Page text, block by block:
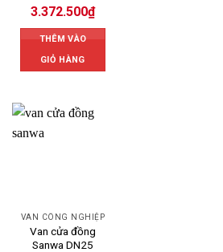
3.372.500₫
THÊM VÀO
GIỎ HÀNG
VAN CÔNG NGHIỆP
Van cửa đồng
Sanwa DN25